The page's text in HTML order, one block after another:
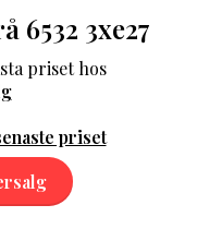
6532 3xe27
priset hos
priset